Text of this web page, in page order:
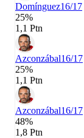
Domínguez16/17
25%
1,1 Ptn
Azconzábal16/17
25%
1,1 Ptn
Azconzábal16/17
48%
1,8 Ptn